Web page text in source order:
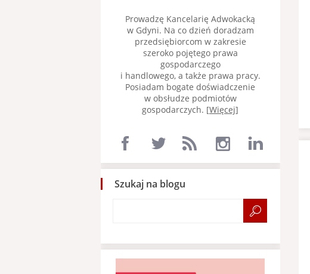
Prowadzę Kancelarię Adwokacką
w Gdyni. Na co dzień doradzam
przedsiębiorcom w zakresie
szeroko pojętego prawa
gospodarczego
i handlowego, a także prawa pracy.
Posiadam bogate doświadczenie
w obsłudze podmiotów
gospodarczych. [Więcej]
Szukaj na blogu